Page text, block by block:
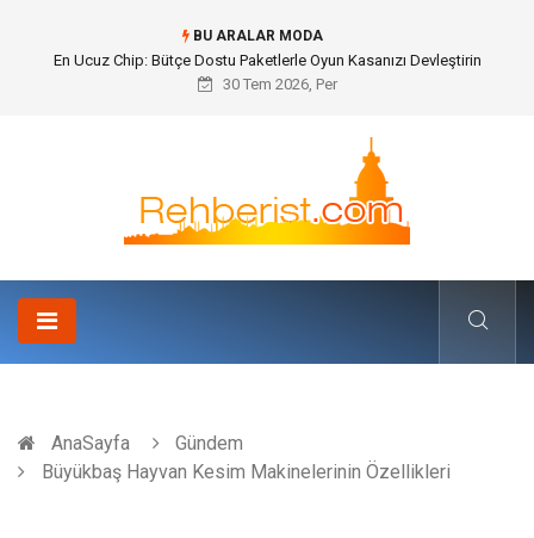
BU ARALAR MODA
Bohem Ev Dekoru Nedir?
30 Tem 2026, Per
AnaSayfa
Gündem
Büyükbaş Hayvan Kesim Makinelerinin Özellikleri